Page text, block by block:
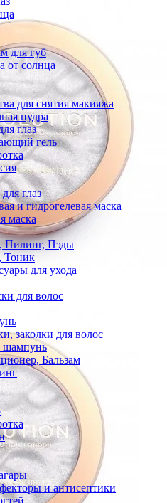
для губ
от солнца
для снятия макияжа
пудра
глаз
гель
глаз
и гидрогелевая маска
маска
Пилинг, Пэды
Тоник
для ухода
для волос
заколки для волос
шампунь
Бальзам
и антисептики